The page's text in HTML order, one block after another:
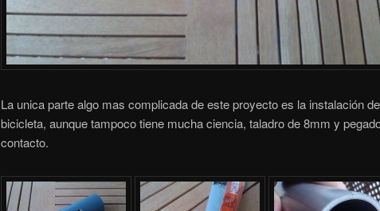
La unica parte algo mas complicada de este proyecto es la instalación
bicicleta, aunque tampoco tiene mucha ciencia, taladro de 8mm y
contacto.